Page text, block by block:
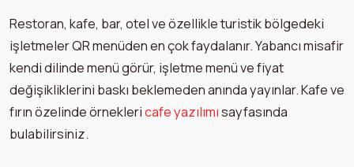
Restoran, kafe, bar, otel ve özellikle turistik bölgedeki
işletmeler QR menüden en çok faydalanır. Yabancı misafir
kendi dilinde menü görür, işletme menü ve fiyat
değişikliklerini baskı beklemeden anında yayınlar. Kafe ve
fırın özelinde örneklericafe yazılımısayfasında
bulabilirsiniz.